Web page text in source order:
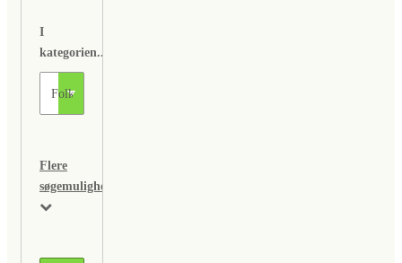
I
kategorien...
Flere
søgemuligheder